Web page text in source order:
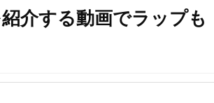
介する動画でラップも